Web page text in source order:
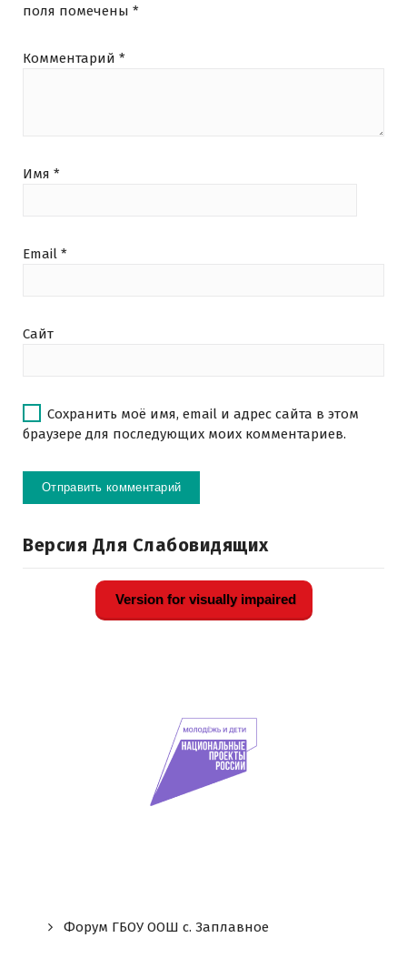
поля помечены *
Комментарий *
Имя *
Email *
Сайт
Сохранить моё имя, email и адрес сайта в этом
браузере для последующих моих комментариев.
Версия Для Слабовидящих
Version for visually impaired
Форум ГБОУ ООШ c. Заплавное